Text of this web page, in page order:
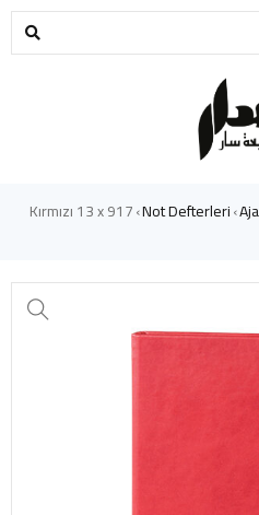
›
Not Defterleri
›
917 Kırmızı 13 x